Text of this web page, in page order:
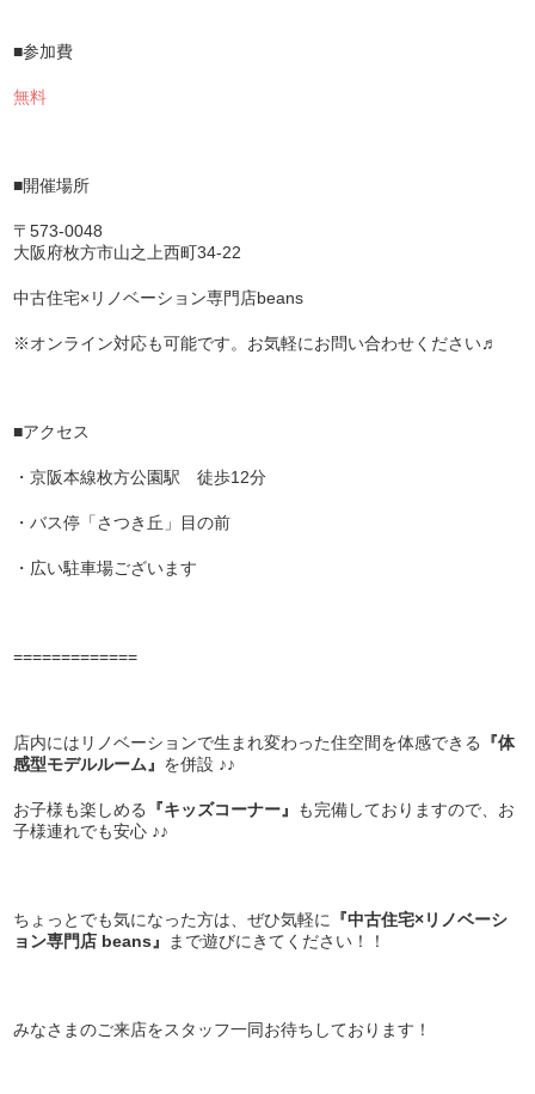
■参加費
無料
■開催場所
〒573-0048
大阪府枚方市山之上西町34-22
中古住宅×リノベーション専門店beans
※オンライン対応も可能です。お気軽にお問い合わせください♬
■アクセス
・京阪本線枚方公園駅 徒歩12分
・バス停「さつき丘」目の前
・広い駐車場ございます
=============
店内にはリノベーションで生まれ変わった住空間を体感できる
『体
感型モデルルーム』 を併設 ♪♪
お子様も楽しめる 『キッズコーナー』
も完備しておりますので、お
子様連れでも安心 ♪♪
ちょっとでも気になった方は、ぜひ気軽に 『中古住宅×リノベーシ
ョン専門店 beans』
まで遊びにきてください！！
みなさまのご来店をスタッフ一同お待ちしております！